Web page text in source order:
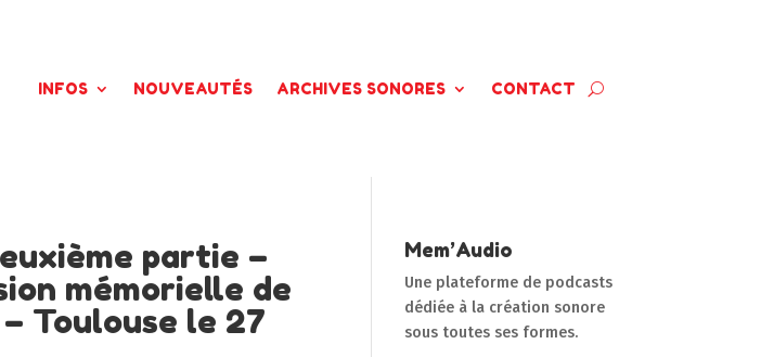
INFOS NOUVEAUTÉS ARCHIVES SONORES CONTACT
partie –
mémorielle de
Toulouse le 27
Mem’Audio
Une plateforme de podcasts
dédiée à la création sonore
sous toutes ses formes.